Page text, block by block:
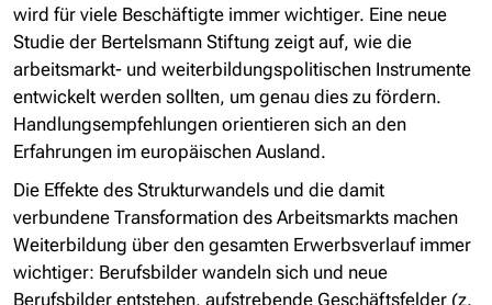
wird für viele Beschäftigte immer wichtiger. Eine neue
Studie der Bertelsmann Stiftung zeigt auf, wie die
arbeitsmarkt- und weiterbildungspolitischen Instrumente
entwickelt werden sollten, um genau dies zu fördern.
Handlungsempfehlungen orientieren sich an den
Erfahrungen im europäischen Ausland.
Die Effekte des Strukturwandels und die damit
verbundene Transformation des Arbeitsmarkts machen
Weiterbildung über den gesamten Erwerbsverlauf immer
wichtiger: Berufsbilder wandeln sich und neue
Berufsbilder entstehen, aufstrebende Geschäftsfelder (z.